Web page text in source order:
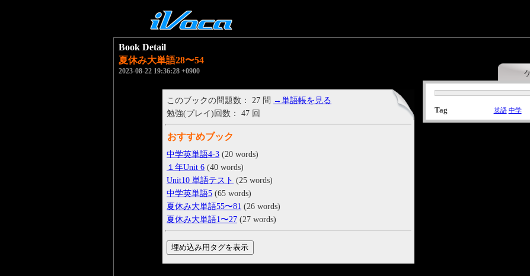
Book Detail
夏休み大単語28〜54
2023-08-22 19:36:28 +0900
Tag 英語 中学
このブックの問題数： 27 問 →単語帳を見る
勉強(プレイ)回数： 47 回
おすすめブック
中学英単語4-3 (20 words)
１年Unit 6 (40 words)
Unit10 単語テスト (25 words)
中学英単語5 (65 words)
夏休み大単語55〜81 (26 words)
夏休み大単語1〜27 (27 words)